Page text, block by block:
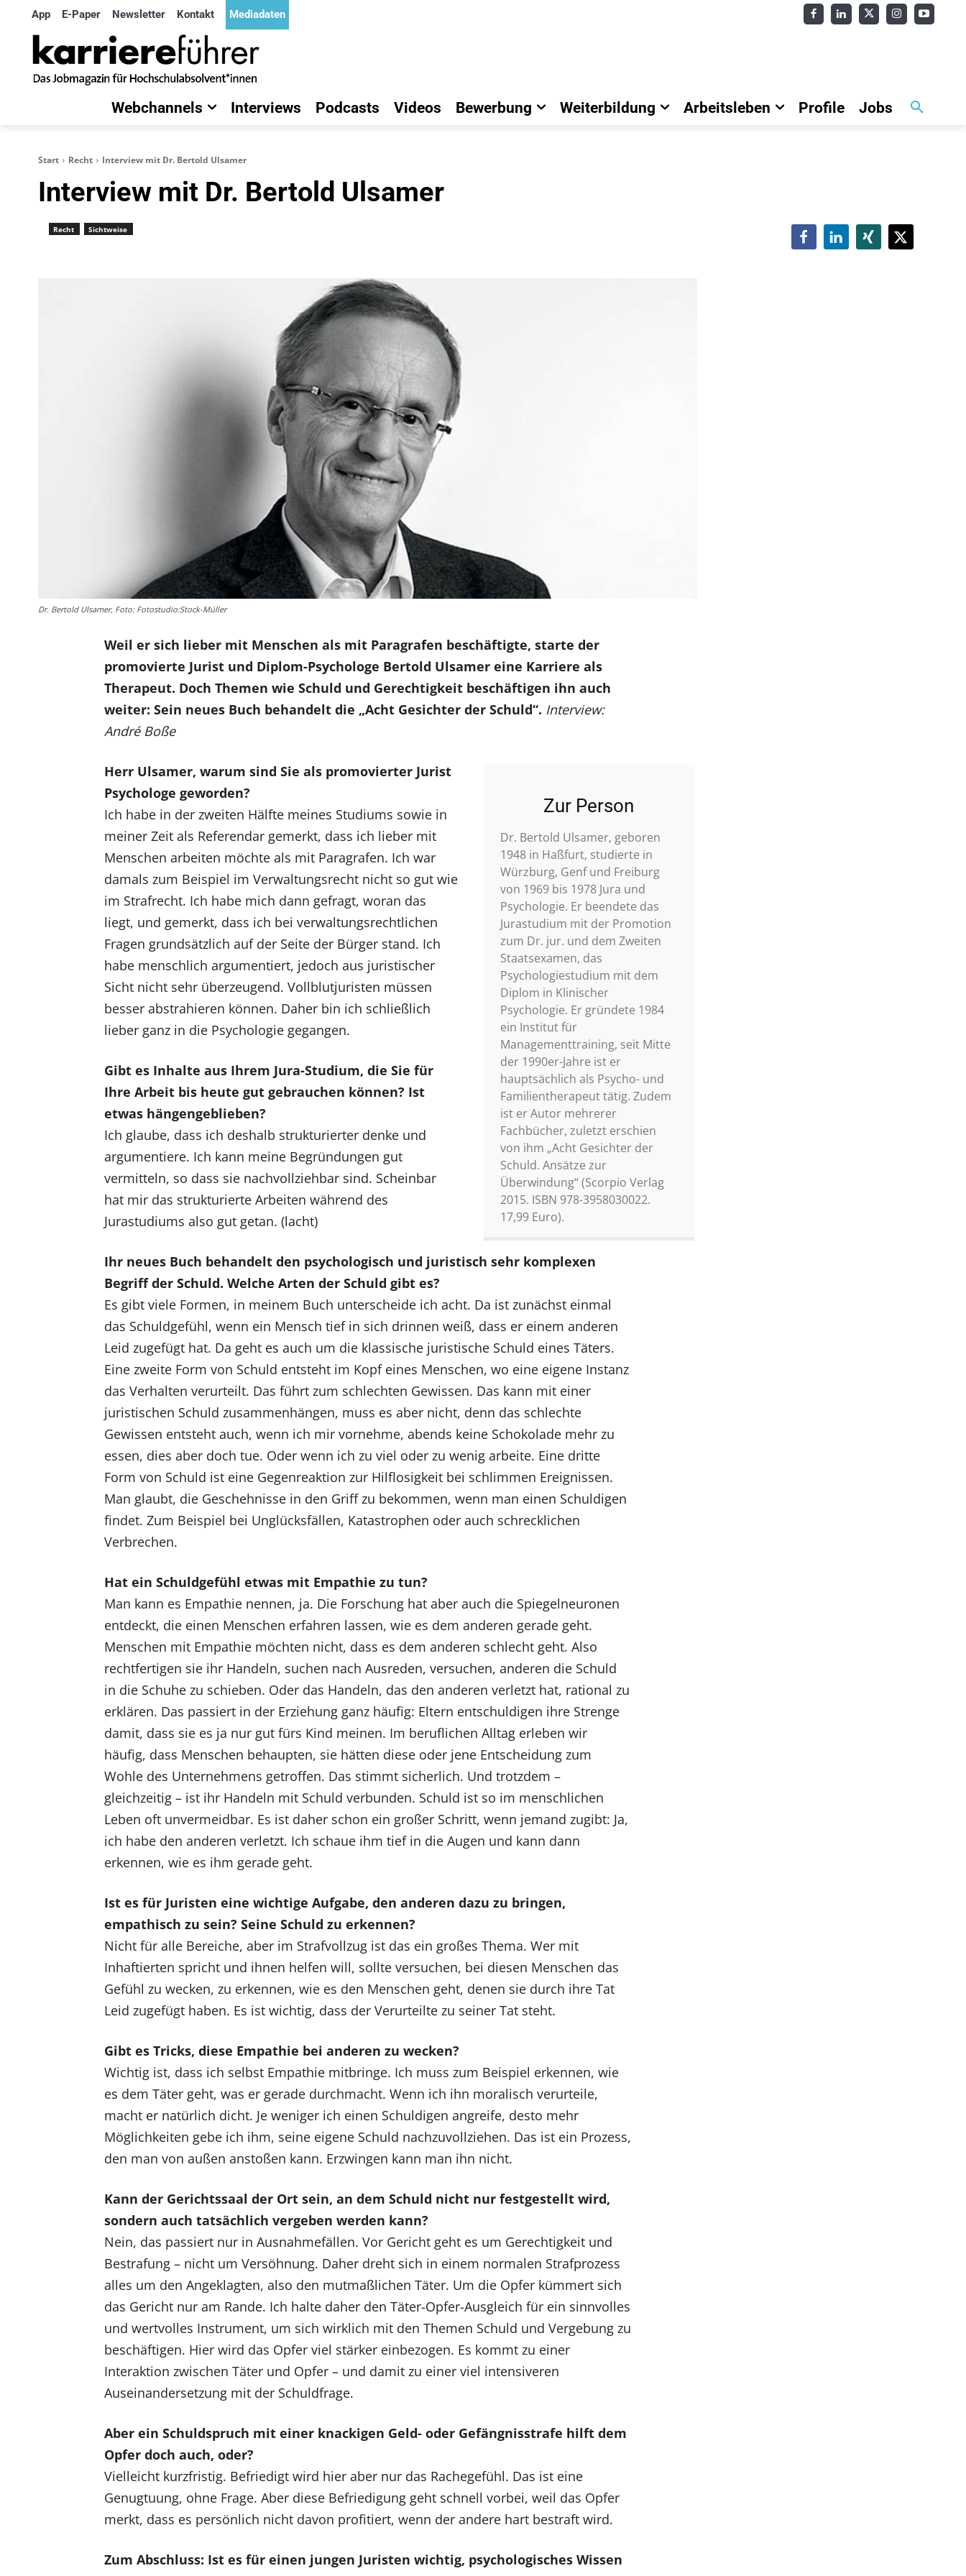
App E-Paper Newsletter Kontakt Mediadaten
Webchannels Interviews Podcasts Videos Bewerbung Weiterbildung Arbeitsleben Profile Jobs
Start Recht Interview mit Dr. Bertold Ulsamer
Interview mit Dr. Bertold Ulsamer
Recht Sichtweise
Dr. Bertold Ulsamer, Foto: Fotostudio:Stock-Müller
Weil er sich lieber mit Menschen als mit Paragrafen beschäftigte, starte der
promovierte Jurist und Diplom-Psychologe Bertold Ulsamer eine Karriere als
Therapeut. Doch Themen wie Schuld und Gerechtigkeit beschäftigen ihn auch
weiter: Sein neues Buch behandelt die „Acht Gesichter der Schuld“. Interview:
André Boße
Zur Person
Dr. Bertold Ulsamer, geboren
1948 in Haßfurt, studierte in
Würzburg, Genf und Freiburg
von 1969 bis 1978 Jura und
Psychologie. Er beendete das
Jurastudium mit der Promotion
zum Dr. jur. und dem Zweiten
Staatsexamen, das
Psychologiestudium mit dem
Diplom in Klinischer
Psychologie. Er gründete 1984
ein Institut für
Managementtraining, seit Mitte
der 1990er-Jahre ist er
hauptsächlich als Psycho- und
Familientherapeut tätig. Zudem
ist er Autor mehrerer
Fachbücher, zuletzt erschien
von ihm „Acht Gesichter der
Schuld. Ansätze zur
Überwindung“ (Scorpio Verlag
2015. ISBN 978-3958030022.
17,99 Euro).
Herr Ulsamer, warum sind Sie als promovierter Jurist
Psychologe geworden?
Ich habe in der zweiten Hälfte meines Studiums sowie in
meiner Zeit als Referendar gemerkt, dass ich lieber mit
Menschen arbeiten möchte als mit Paragrafen. Ich war
damals zum Beispiel im Verwaltungsrecht nicht so gut wie
im Strafrecht. Ich habe mich dann gefragt, woran das
liegt, und gemerkt, dass ich bei verwaltungsrechtlichen
Fragen grundsätzlich auf der Seite der Bürger stand. Ich
habe menschlich argumentiert, jedoch aus juristischer
Sicht nicht sehr überzeugend. Vollblutjuristen müssen
besser abstrahieren können. Daher bin ich schließlich
lieber ganz in die Psychologie gegangen.
Gibt es Inhalte aus Ihrem Jura-Studium, die Sie für
Ihre Arbeit bis heute gut gebrauchen können? Ist
etwas hängengeblieben?
Ich glaube, dass ich deshalb strukturierter denke und
argumentiere. Ich kann meine Begründungen gut
vermitteln, so dass sie nachvollziehbar sind. Scheinbar
hat mir das strukturierte Arbeiten während des
Jurastudiums also gut getan. (lacht)
Ihr neues Buch behandelt den psychologisch und juristisch sehr komplexen
Begriff der Schuld. Welche Arten der Schuld gibt es?
Es gibt viele Formen, in meinem Buch unterscheide ich acht. Da ist zunächst einmal
das Schuldgefühl, wenn ein Mensch tief in sich drinnen weiß, dass er einem anderen
Leid zugefügt hat. Da geht es auch um die klassische juristische Schuld eines Täters.
Eine zweite Form von Schuld entsteht im Kopf eines Menschen, wo eine eigene Instanz
das Verhalten verurteilt. Das führt zum schlechten Gewissen. Das kann mit einer
juristischen Schuld zusammenhängen, muss es aber nicht, denn das schlechte
Gewissen entsteht auch, wenn ich mir vornehme, abends keine Schokolade mehr zu
essen, dies aber doch tue. Oder wenn ich zu viel oder zu wenig arbeite. Eine dritte
Form von Schuld ist eine Gegenreaktion zur Hilflosigkeit bei schlimmen Ereignissen.
Man glaubt, die Geschehnisse in den Griff zu bekommen, wenn man einen Schuldigen
findet. Zum Beispiel bei Unglücksfällen, Katastrophen oder auch schrecklichen
Verbrechen.
Hat ein Schuldgefühl etwas mit Empathie zu tun?
Man kann es Empathie nennen, ja. Die Forschung hat aber auch die Spiegelneuronen
entdeckt, die einen Menschen erfahren lassen, wie es dem anderen gerade geht.
Menschen mit Empathie möchten nicht, dass es dem anderen schlecht geht. Also
rechtfertigen sie ihr Handeln, suchen nach Ausreden, versuchen, anderen die Schuld
in die Schuhe zu schieben. Oder das Handeln, das den anderen verletzt hat, rational zu
erklären. Das passiert in der Erziehung ganz häufig: Eltern entschuldigen ihre Strenge
damit, dass sie es ja nur gut fürs Kind meinen. Im beruflichen Alltag erleben wir
häufig, dass Menschen behaupten, sie hätten diese oder jene Entscheidung zum
Wohle des Unternehmens getroffen. Das stimmt sicherlich. Und trotzdem –
gleichzeitig – ist ihr Handeln mit Schuld verbunden. Schuld ist so im menschlichen
Leben oft unvermeidbar. Es ist daher schon ein großer Schritt, wenn jemand zugibt: Ja,
ich habe den anderen verletzt. Ich schaue ihm tief in die Augen und kann dann
erkennen, wie es ihm gerade geht.
Ist es für Juristen eine wichtige Aufgabe, den anderen dazu zu bringen,
empathisch zu sein? Seine Schuld zu erkennen?
Nicht für alle Bereiche, aber im Strafvollzug ist das ein großes Thema. Wer mit
Inhaftierten spricht und ihnen helfen will, sollte versuchen, bei diesen Menschen das
Gefühl zu wecken, zu erkennen, wie es den Menschen geht, denen sie durch ihre Tat
Leid zugefügt haben. Es ist wichtig, dass der Verurteilte zu seiner Tat steht.
Gibt es Tricks, diese Empathie bei anderen zu wecken?
Wichtig ist, dass ich selbst Empathie mitbringe. Ich muss zum Beispiel erkennen, wie
es dem Täter geht, was er gerade durchmacht. Wenn ich ihn moralisch verurteile,
macht er natürlich dicht. Je weniger ich einen Schuldigen angreife, desto mehr
Möglichkeiten gebe ich ihm, seine eigene Schuld nachzuvollziehen. Das ist ein Prozess,
den man von außen anstoßen kann. Erzwingen kann man ihn nicht.
Kann der Gerichtssaal der Ort sein, an dem Schuld nicht nur festgestellt wird,
sondern auch tatsächlich vergeben werden kann?
Nein, das passiert nur in Ausnahmefällen. Vor Gericht geht es um Gerechtigkeit und
Bestrafung – nicht um Versöhnung. Daher dreht sich in einem normalen Strafprozess
alles um den Angeklagten, also den mutmaßlichen Täter. Um die Opfer kümmert sich
das Gericht nur am Rande. Ich halte daher den Täter-Opfer-Ausgleich für ein sinnvolles
und wertvolles Instrument, um sich wirklich mit den Themen Schuld und Vergebung zu
beschäftigen. Hier wird das Opfer viel stärker einbezogen. Es kommt zu einer
Interaktion zwischen Täter und Opfer – und damit zu einer viel intensiveren
Auseinandersetzung mit der Schuldfrage.
Aber ein Schuldspruch mit einer knackigen Geld- oder Gefängnisstrafe hilft dem
Opfer doch auch, oder?
Vielleicht kurzfristig. Befriedigt wird hier aber nur das Rachegefühl. Das ist eine
Genugtuung, ohne Frage. Aber diese Befriedigung geht schnell vorbei, weil das Opfer
merkt, dass es persönlich nicht davon profitiert, wenn der andere hart bestraft wird.
Zum Abschluss: Ist es für einen jungen Juristen wichtig, psychologisches Wissen